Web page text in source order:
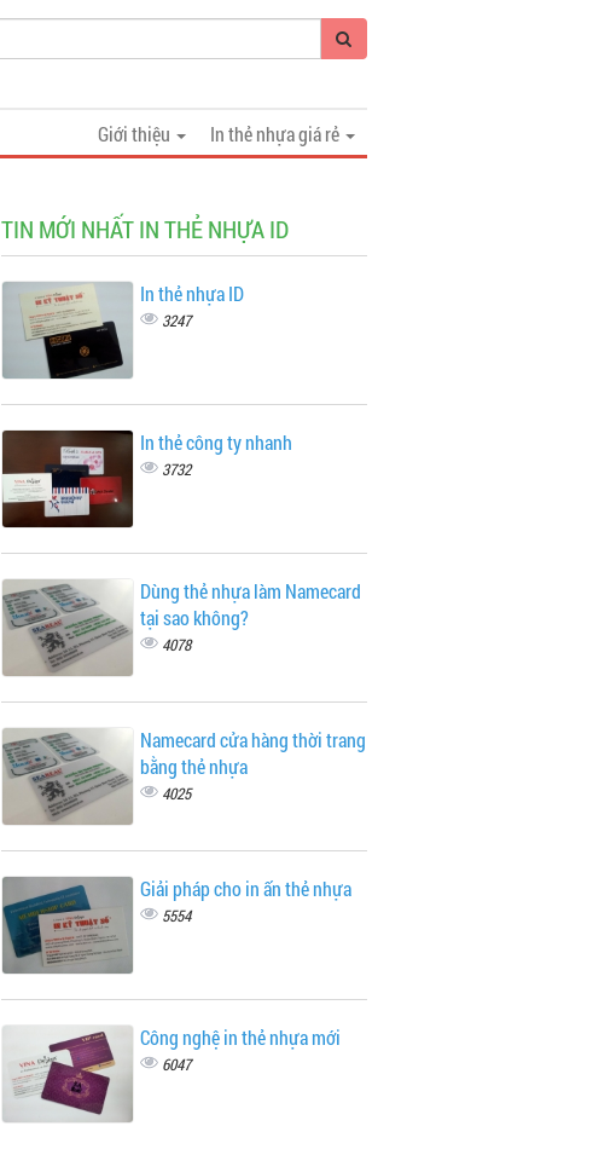
In thẻ nhựa giá rẻ
Giới thiệu
TIN MỚI NHẤT IN THẺ NHỰA ID
In thẻ nhựa ID
3247
In thẻ công ty nhanh
3732
Dùng thẻ nhựa làm Namecard
tại sao không?
4078
Namecard cửa hàng thời trang
bằng thẻ nhựa
4025
Giải pháp cho in ấn thẻ nhựa
5554
Công nghệ in thẻ nhựa mới
6047